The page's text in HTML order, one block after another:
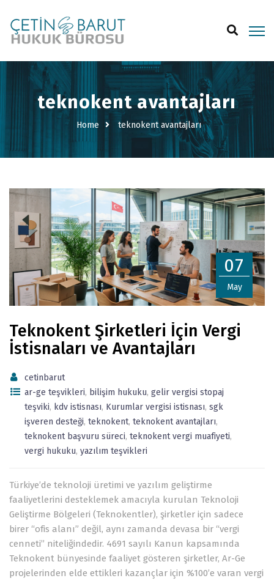
teknokent avantajları
Home teknokent avantajları
07
May
Teknokent Şirketleri İçin Vergi
İstisnaları ve Avantajları
cetinbarut
ar-ge teşvikleri, bilişim hukuku, gelir vergisi stopaj
teşviki, kdv istisnası, Kurumlar vergisi istisnası, sgk
işveren desteği, teknokent, teknokent avantajları,
teknokent başvuru süreci, teknokent vergi muafiyeti,
vergi hukuku, yazılım teşvikleri
Türkiye’de teknoloji üretimi ve yazılım geliştirme
faaliyetlerini desteklemek amacıyla kurulan Teknoloji
Geliştirme Bölgeleri (Teknokentler), şirketler için sadece
birer “ofis alanı” değil, aynı zamanda devasa bir “vergi
cenneti” niteliğindedir. 4691 sayılı Kanun kapsamında
Teknokent bünyesinde faaliyet gösteren şirketler, Ar-Ge
projelerinden elde ettikleri kazançlar için %100’e varan vergi